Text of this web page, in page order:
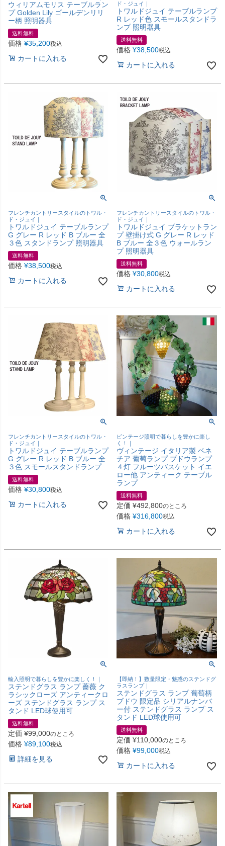
ウィリアムモリス テーブルラン
プ Golden Lily ゴールデンリリ
ー柄 照明器具
送料無料
価格 ¥35,200税込
カートに入れる
ド・ジュイ｜
トワルドジュイ テーブルランプ
R レッド色 スモールスタンドラ
ンプ 照明器具
送料無料
価格 ¥38,500税込
カートに入れる
フレンチカントリースタイルのトワル・
ド・ジュイ｜
トワルドジュイ テーブルランプ
G グレー R レッド B ブルー 全
３色 スタンドランプ 照明器具
送料無料
価格 ¥38,500税込
カートに入れる
フレンチカントリースタイルのトワル・
ド・ジュイ｜
トワルドジュイ ブラケットラン
プ 壁掛け式 G グレー R レッド
B ブルー 全３色 ウォールラン
プ 照明器具
送料無料
価格 ¥30,800税込
カートに入れる
フレンチカントリースタイルのトワル・
ド・ジュイ｜
トワルドジュイ テーブルランプ
G グレー R レッド B ブルー 全
３色 スモールスタンドランプ
送料無料
価格 ¥30,800税込
カートに入れる
ビンテージ照明で暮らしを豊かに楽し
く！｜
ヴィンテージ イタリア製 ベネ
チア 葡萄ランプ ブドウランプ
４灯 フルーツバスケット イエ
ロー他 アンティーク テーブル
ランプ
送料無料
定価 ¥492,800のところ
価格 ¥316,800税込
カートに入れる
輸入照明で暮らしを豊かに楽しく！｜
ステンドグラス ランプ 薔薇 ク
ラシックローズ アンティークロ
ーズ ステンドグラス ランプ ス
タンド LED球使用可
送料無料
定価 ¥99,000のところ
価格 ¥89,100税込
詳細を見る
【即納！】数量限定・魅惑のステンドグ
ラスランプ｜
ステンドグラス ランプ 葡萄柄
ブドウ 限定品 シリアルナンバ
ー付 ステンドグラス ランプ ス
タンド LED球使用可
送料無料
定価 ¥110,000のところ
価格 ¥99,000税込
カートに入れる